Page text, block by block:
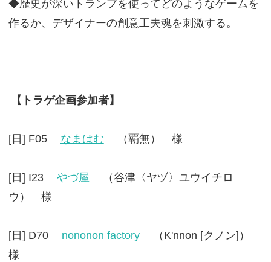
◆歴史が深いトランプを使ってどのようなゲームを
作るか、デザイナーの創意工夫魂を刺激する。
【トラゲ企画参加者】
[日] F05 なまはむ （覇無） 様
[日] I23 やづ屋
（谷津〈ヤヅ〉ユウイチロ
ウ） 様
[日] D70 nononon factory
（K'nnon [クノン]）
様